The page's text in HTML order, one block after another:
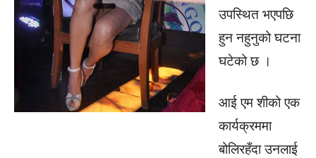
उपस्थित भएपछि
हुन नहुनुको घटना
घटेको छ ।
आई एम शीको एक
कार्यक्रममा
बोलिरहँदा उनलाई